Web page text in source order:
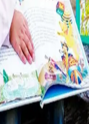
1900 Sentrum,
28, 0161 Oslo